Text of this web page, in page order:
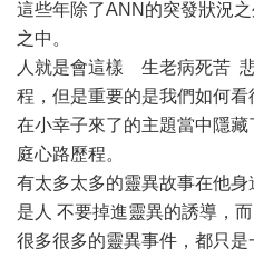
這些年除了ANN的突發狀況
之中。
人就是會這樣 生老病死苦
程，但是重要的是我們如何看
在小幸子來了的主題當中隱
庭心路歷程。
有太多太多的靈異故事在他
是人 不要掉進靈異的誘導，
很多很多的靈異事件，都只